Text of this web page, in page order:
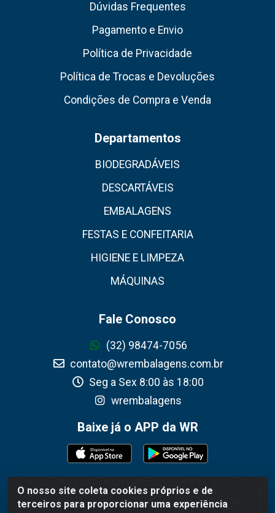
O nosso site coleta cookies próprios e de
terceiros para proporcionar uma experiência
Dúvidas Frequentes
Pagamento e Envio
Política de Privacidade
Política de Trocas e Devoluções
Condições de Compra e Venda
Departamentos
BIODEGRADÁVEIS
DESCARTÁVEIS
EMBALAGENS
FESTAS E CONFEITARIA
HIGIENE E LIMPEZA
MÁQUINAS
Fale Conosco
(32) 98474-7056
contato@wrembalagens.com.br
Seg a Sex 8:00 às 18:00
wrembalagens
Baixe já o APP da WR
WR Embalagens - R. Cel. Teodoro Gomes de Araújo,